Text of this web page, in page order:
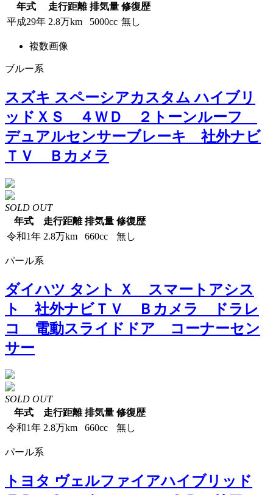
年式
走行距離 排気量 修復歴
平成29年 2.8万km 5000cc 無し
複数画像
ブルー系
スズキ スペーシアカスタム ハイブリ
ッドＸＳ ４ＷＤ ２トーンルーフ
デュアルセンサーブレーキ 社外ナビ
ＴＶ Ｂカメラ
SOLD OUT
年式
走行距離 排気量 修復歴
令和1年 2.8万km 660cc 無し
パール系
ダイハツ タント Ｘ スマートアシス
ト 社外ナビＴＶ Ｂカメラ ドラレ
コ 電動スライドドア コーナーセン
サー
SOLD OUT
年式
走行距離 排気量 修復歴
令和1年 2.8万km 660cc 無し
パール系
トヨタ ヴェルファイアハイブリッド